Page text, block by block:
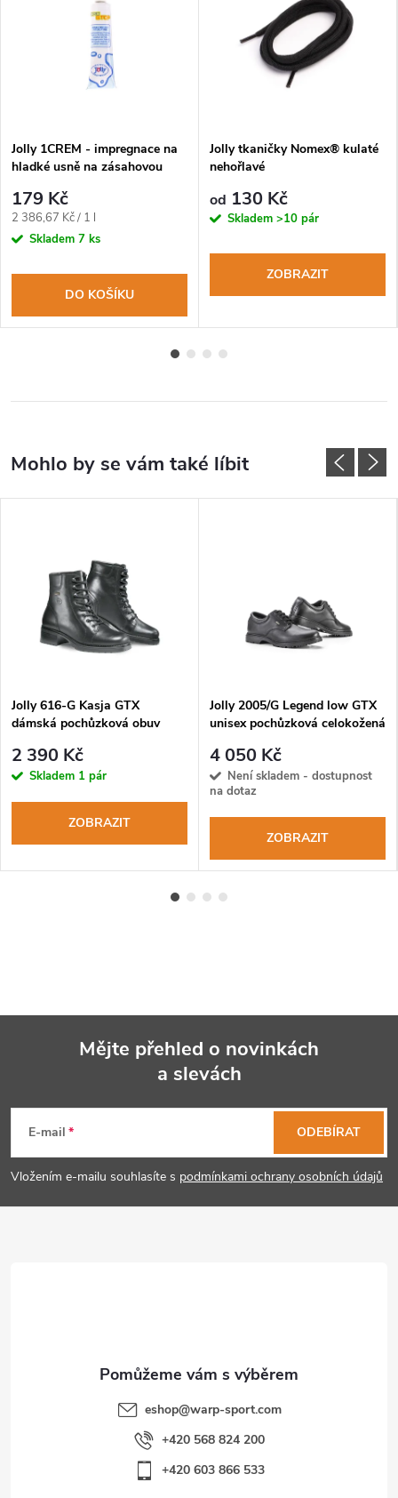
Jolly 1CREM - impregnace na
hladké usně na zásahovou
179 Kč
Měrná
cena:
2 386,67 Kč / 1 l
Skladem 7 ks
DO KOŠÍKU
Jolly tkaničky Nomex® kulaté
nehořlavé
od 130 Kč
Skladem >10 pár
ZOBRAZIT
Jolly 616-G Kasja GTX
dámská pochůzková obuv
2 390 Kč
Skladem 1 pár
ZOBRAZIT
Jolly 2005/G Legend low GTX
unisex pochůzková celokožená
4 050 Kč
Není skladem - dostupnost
na dotaz
ZOBRAZIT
p
a
Mějte přehled o novinkách
a slevách
E-mail
Vložením e-mailu souhlasíte s podmínkami ochrany osobních údajů
ODEBÍRAT
eshop@warp-sport.com
+420 568 824 200
+420 603 866 533